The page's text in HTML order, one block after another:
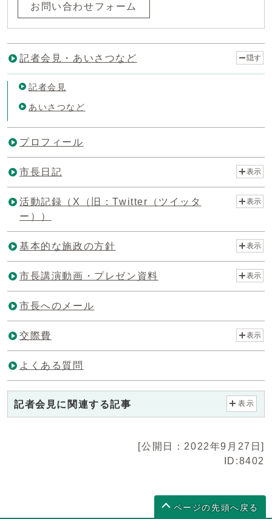
お問い合わせフォーム
記者会見・あいさつなど 隠す
記者会見
あいさつなど
プロフィール
市長日記 表示
活動記録（X（旧：Twitter（ツイッタ
ー））
表示
基本的な施政の方針 表示
市長講演動画・プレゼン資料 表示
市長へのメール
交際費 表示
よくある質問
記者会見に関連する記事 表示
[公開日：2022年9月27日]
ID:8402
ページの先頭へ戻る